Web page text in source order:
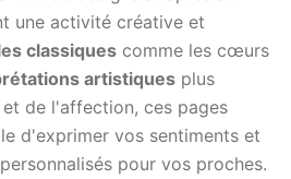
une activité créative et
classiques comme les cœurs
artistiques plus
de l'affection, ces pages
d'exprimer vos sentiments et
pour vos proches.